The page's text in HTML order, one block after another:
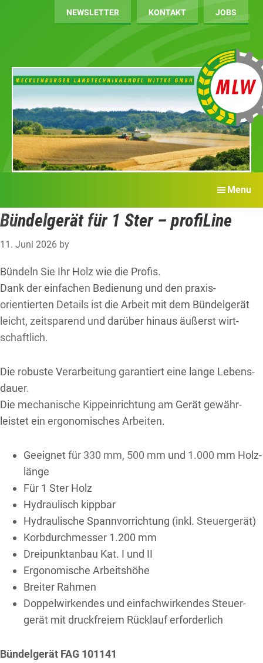
Landtechnik
Landtechnikhandel
Vorpommern
NEWSLETTER KONTAKT JOBS
Menu
Bündelgerät für 1 Ster – profiLine
11. Juni 2026 by
Bündeln Sie Ihr Holz wie die Profis.
Dank der ein­fachen Bedienung und den praxis­
orientierten Details ist die Arbeit mit dem Bündel­gerät
leicht, zeit­sparend und darüber hinaus äußerst wirt­
schaftlich.
Die ro­buste Ver­arbeitung garantiert eine lange Lebens­
dauer.
Die mech­anische Kipp­ein­richtung am Gerät gewähr­
leistet ein ergo­nomisches Ar­beiten.
Geeignet für 330 mm, 500 mm und 1.000 mm Holz­
länge
Für 1 Ster Holz
Hydr­aulisch kipp­bar
Hydr­aulische Spann­vor­richtung (inkl. Steuer­gerät)
Korb­durch­messer 1.200 mm
Drei­punkt­anbau Kat. I und II
Ergo­nomische Arbeits­höhe
Breiter Rahmen
Doppel­wirkendes und einfach­wirkendes Steuer­
gerät mit druck­freiem Rück­lauf er­forder­lich
Bündelgerät FAG 101141